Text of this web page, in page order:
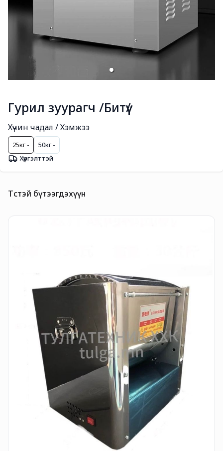
Гурил зуурагч /Битүү/
Хүчин чадал / Хэмжээ
25кг -
50кг -
Хүргэлттэй
Төстэй бүтээгдэхүүн